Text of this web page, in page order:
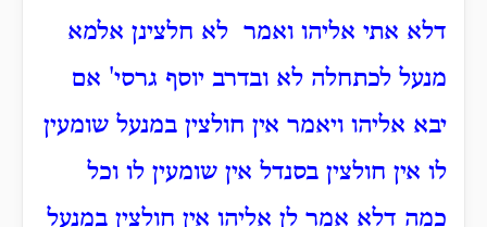
דלא אתי אליהו ואמר לא חלצינן אלמא
מנעל לכתחלה לא ובדרב יוסף גרסי' אם
יבא אליהו ויאמר אין חולצין במנעל שומעין
לו אין חולצין בסנדל אין שומעין לו וכל
כמה דלא אמר לן אליהו אין חולצין במנעל